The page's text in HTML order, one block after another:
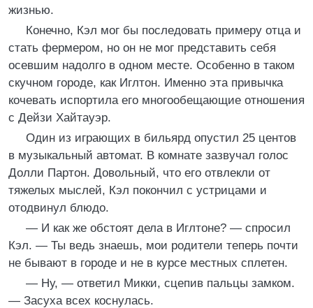
жизнью.
Конечно, Кэл мог бы последовать примеру отца и
стать фермером, но он не мог представить себя
осевшим надолго в одном месте. Особенно в таком
скучном городе, как Иглтон. Именно эта привычка
кочевать испортила его многообещающие отношения
с Дейзи Хайтауэр.
Один из играющих в бильярд опустил 25 центов
в музыкальный автомат. В комнате зазвучал голос
Долли Партон. Довольный, что его отвлекли от
тяжелых мыслей, Кэл покончил с устрицами и
отодвинул блюдо.
— И как же обстоят дела в Иглтоне? — спросил
Кэл. — Ты ведь знаешь, мои родители теперь почти
не бывают в городе и не в курсе местных сплетен.
— Ну, — ответил Микки, сцепив пальцы замком.
— Засуха всех коснулась.